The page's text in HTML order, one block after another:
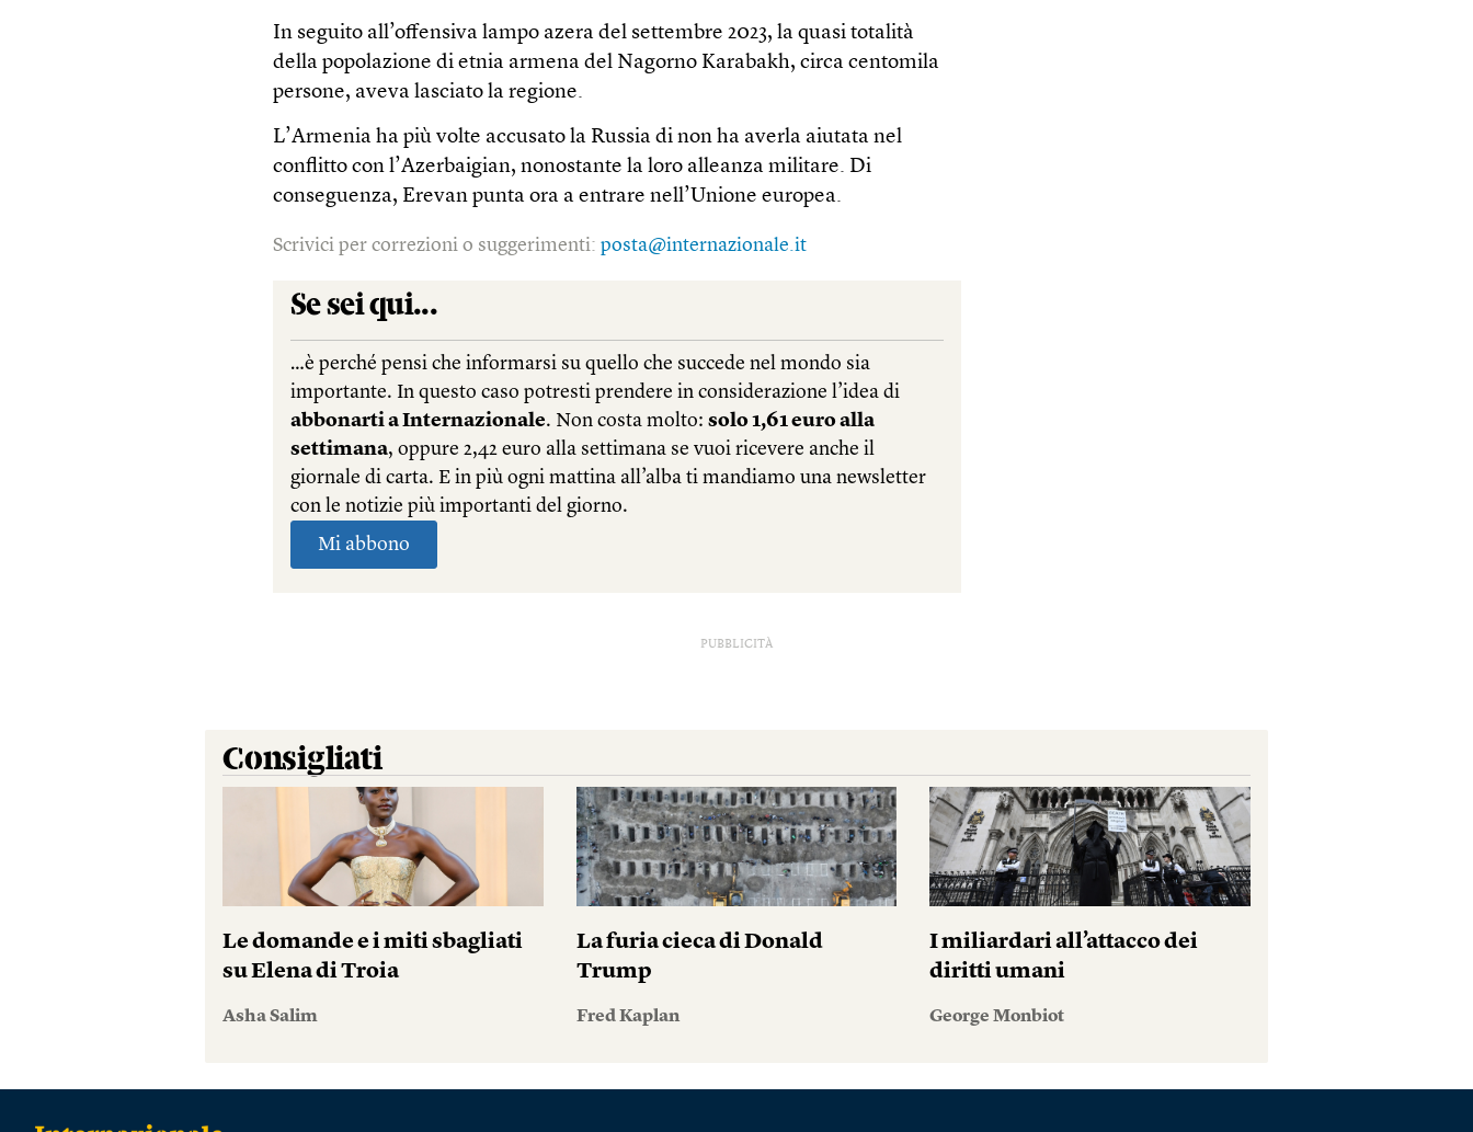
In seguito all’offensiva lampo azera del settembre 2023, la quasi totalità
della popolazione di etnia armena del Nagorno Karabakh, circa centomila
persone, aveva lasciato la regione.
L’Armenia ha più volte accusato la Russia di non ha averla aiutata nel
conflitto con l’Azerbaigian, nonostante la loro alleanza militare. Di
conseguenza, Erevan punta ora a entrare nell’Unione europea.
Scrivici per correzioni o suggerimenti:posta@internazionale.it
PUBBLICITÀ
Consigliati
Le domande e i miti sbagliati
su Elena di Troia
Asha Salim
La furia cieca di Donald
Trump
Fred Kaplan
I miliardari all’attacco dei
diritti umani
George Monbiot